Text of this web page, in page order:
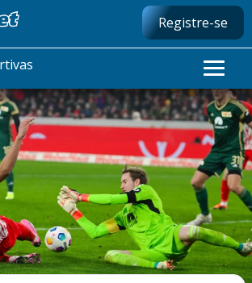
Registre-se
LIBERTADORES
NACIONAL
INTERNACIONAL